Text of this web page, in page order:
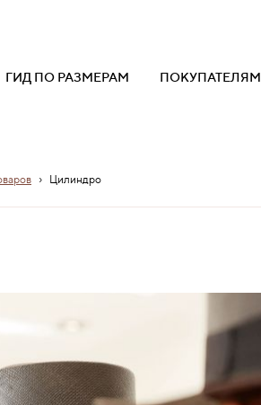
ГИД ПО РАЗМЕРАМ ПОКУПАТЕЛЯМ
› Цилиндро